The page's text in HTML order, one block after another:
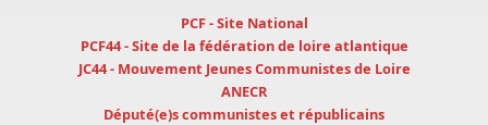
PCF - Site National
PCF44 - Site de la fédération de loire atlantique
JC44 - Mouvement Jeunes Communistes de Loire
ANECR
Député(e)s communistes et républicains